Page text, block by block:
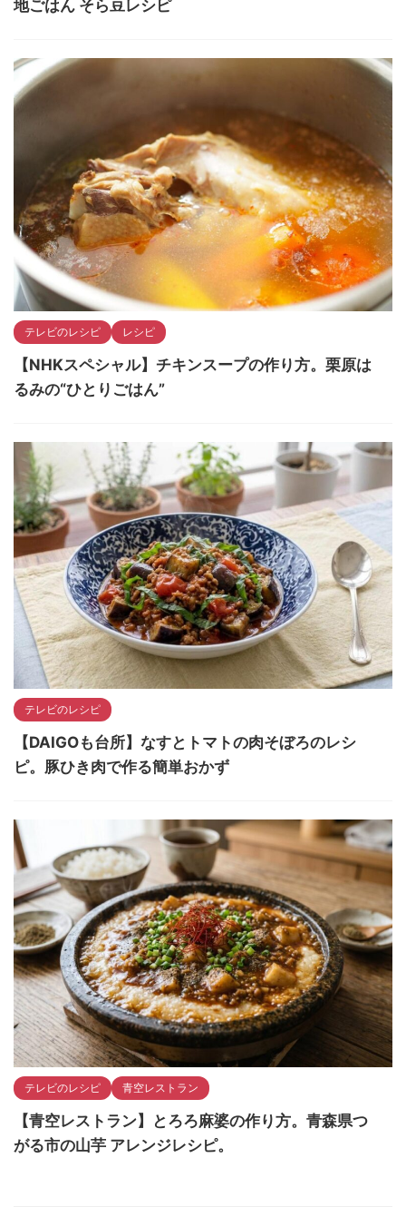
地ごはん そら豆レシピ
テレビのレシピ レシピ
【NHKスペシャル】チキンスープの作り方。栗原は
るみの“ひとりごはん”
テレビのレシピ
【DAIGOも台所】なすとトマトの肉そぼろのレシ
ピ。豚ひき肉で作る簡単おかず
テレビのレシピ 青空レストラン
【青空レストラン】とろろ麻婆の作り方。青森県つ
がる市の山芋 アレンジレシピ。